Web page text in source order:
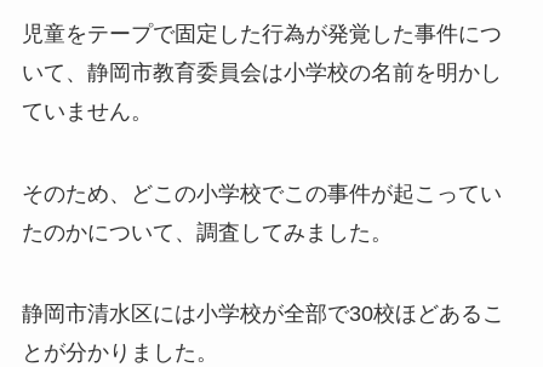
児童をテープで固定した行為が発覚した事件につ
いて、静岡市教育委員会は小学校の名前を明かし
ていません。
そのため、どこの小学校でこの事件が起こってい
たのかについて、調査してみました。
静岡市清水区には小学校が全部で30校ほどあるこ
とが分かりました。